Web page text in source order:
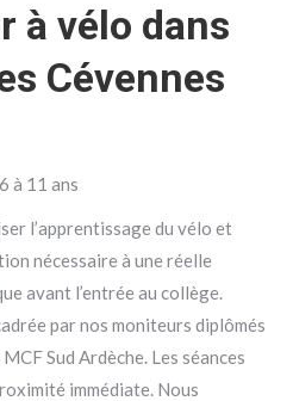
à vélo dans
Cévennes
à 11 ans
l’apprentissage du vélo et
nécessaire à une réelle
avant l’entrée au collège.
par nos moniteurs diplômés
Sud Ardèche. Les séances
immédiate. Nous